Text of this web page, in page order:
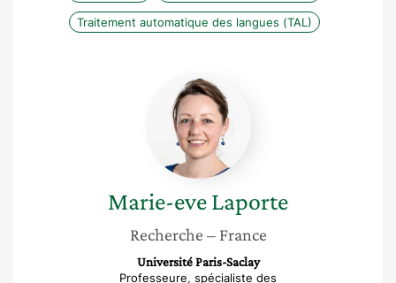
Traitement automatique des langues (TAL)
Marie-
eve
Laporte
Marie-eveLaporte
Recherche – France
Université Paris-Saclay
Professeure, spécialiste des